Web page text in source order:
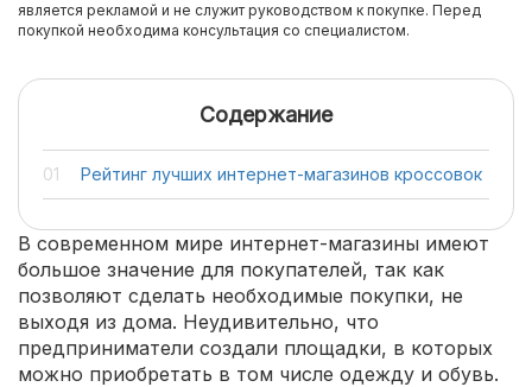
является рекламой и не служит руководством к покупке. Перед
покупкой необходима консультация со специалистом.
Содержание
Рейтинг лучших интернет-магазинов кроссовок
В современном мире интернет-магазины имеют
большое значение для покупателей, так как
позволяют сделать необходимые покупки, не
выходя из дома. Неудивительно, что
предприниматели создали площадки, в которых
можно приобретать в том числе одежду и обувь.